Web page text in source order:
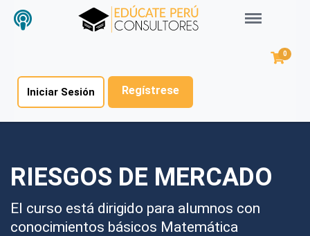
Menu
0
Iniciar Sesión Regístrese
RIESGOS DE MERCADO
El curso está dirigido para alumnos con
conocimientos básicos Matemática